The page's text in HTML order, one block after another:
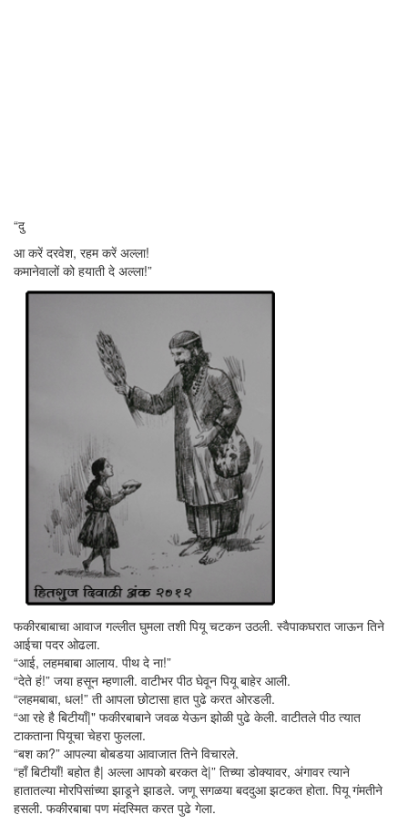
“दु
आ करें दरवेश, रहम करें अल्ला!
कमानेवालों को हयाती दे अल्ला!”
फकीरबाबाचा आवाज गल्लीत घुमला तशी पियू चटकन उठली. स्वैपाकघरात जाऊन तिने
आईचा पदर ओढला.
“आई, लहमबाबा आलाय. पीथ दे ना!”
“देते हं!” जया हसून म्हणाली. वाटीभर पीठ घेवून पियू बाहेर आली.
“लहमबाबा, धल!” ती आपला छोटासा हात पुढे करत ओरडली.
“आ रहे है बिटीयाँ|" फकीरबाबाने जवळ येऊन झोळी पुढे केली. वाटीतले पीठ त्यात
टाकताना पियूचा चेहरा फुलला.
“बश का?” आपल्या बोबडया आवाजात तिने विचारले.
“हाँ बिटीयाँ! बहोत है| अल्ला आपको बरकत दे|” तिच्या डोक्यावर, अंगावर त्याने
हातातल्या मोरपिसांच्या झाडूने झाडले. जणू सगळया बददुआ झटकत होता. पियू गंमतीने
हसली. फकीरबाबा पण मंदस्मित करत पुढे गेला.